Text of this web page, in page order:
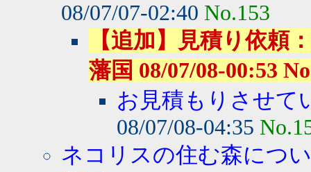
08/07/07-02:40 No.153
【追加】見積り依頼
藩国 08/07/08-00:53
お見積もりさせて
08/07/08-04:35
ネコリスの住む森につ